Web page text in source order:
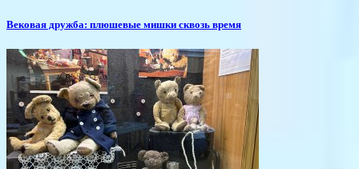
Вековая дружба: плюшевые мишки сквозь время